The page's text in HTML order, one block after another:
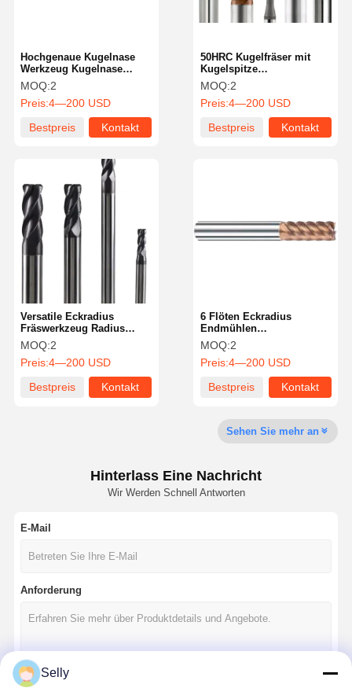
Produkte
Qualitätskont
Kontakt Mit
Nachrichten Fälle
Massivkarbidbohrer
Gewehrübung
BTA Bohrungen
Auswechselbare Spitzenbohrmaschinen
50HRC Kugelfräser mit
Kugelspitze
Hochtemperatur-Legierung
Kugelfräser Hohe
Zähigkeit
MOQ:2
Preis:4—200 USD
Bestpreis
Kontakt
Hochgenaue Kugelnase
Werkzeug Kugelnase
Fräsmaschine Hohe
Festigkeit
MOQ:2
Preis:4—200 USD
Bestpreis
Kontakt
6 Flöten Eckradius
Endmühlen
Leistungsstarke
Präzisionswerkzeuge für
zylindrische
Fräsmaschinen
MOQ:2
Preis:4—200 USD
Bestpreis
Kontakt
Versatile Eckradius
Fräswerkzeug Radius
Schneider Endmühle OEM
mit langer Lebensdauer
MOQ:2
Preis:4—200 USD
Bestpreis
Kontakt
Sehen Sie mehr an
Hinterlass Eine Nachricht
Wir Werden Schnell Antworten
E-Mail
Anforderung
Selly